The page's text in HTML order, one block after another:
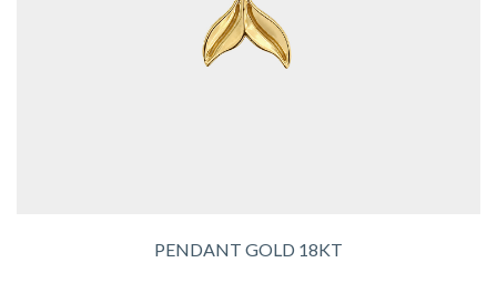
PENDANT GOLD 18KT